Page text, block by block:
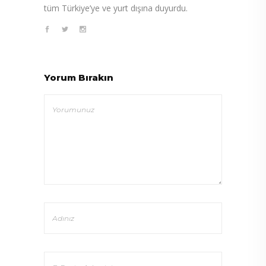
tüm Türkiye’ye ve yurt dışına duyurdu.
Yorum Bırakın